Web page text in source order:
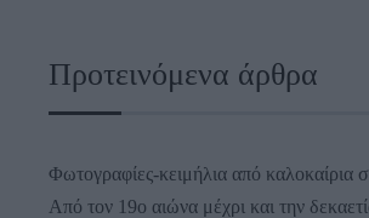
Προτεινόμενα άρθρα
Φωτογραφίες-κειμήλια από καλοκαίρια
Από τον 19ο αιώνα μέχρι και την